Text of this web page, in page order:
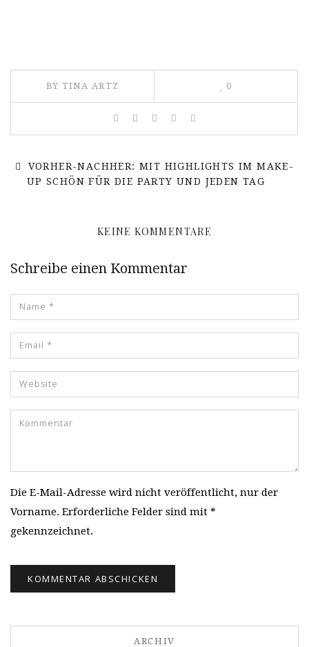
BY TINA ARTZ 0
VORHER-NACHHER: MIT HIGHLIGHTS IM MAKE-
UP SCHÖN FÜR DIE PARTY UND JEDEN TAG
KEINE KOMMENTARE
Schreibe einen Kommentar
Die E-Mail-Adresse wird nicht veröffentlicht, nur der
Vorname. Erforderliche Felder sind mit *
gekennzeichnet.
ARCHIV